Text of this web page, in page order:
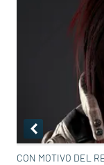
CON MOTIVO DEL